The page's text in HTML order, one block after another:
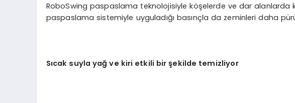
RoboSwing paspaslama teknolojisiyle köşelerde ve dar alanlarda
paspaslama sistemiyle uyguladığı basınçla da zeminleri daha
Sıcak suyla yağ ve kiri etkili bir şekilde temizliyor